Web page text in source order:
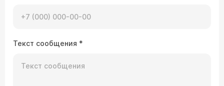
Текст сообщения *